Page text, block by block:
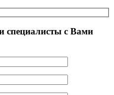
специалисты с Вами